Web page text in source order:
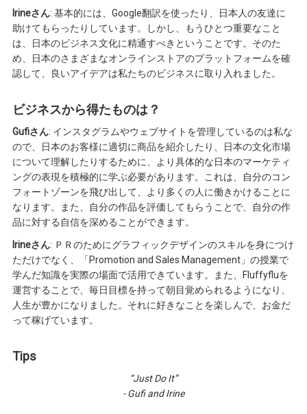
Irineさん: 基本的には、Google翻訳を使ったり、日本人の友達に
助けてもらったりしています。しかし、もうひとつ重要なこと
は、日本のビジネス文化に精通すべきということです。そのた
め、日本のさまざまなオンラインストアのプラットフォームを確
認して、良いアイデアは私たちのビジネスに取り入れました。
ビジネスから得たものは？
Gufiさん: インスタグラムやウェブサイトを管理しているのは私な
ので、日本のお客様に適切に商品を紹介したり、日本の文化市場
について理解したりするために、より具体的な日本のマーケティ
ングの表現を積極的に学ぶ必要があります。これは、自分のコン
フォートゾーンを飛び出して、より多くの人に働きかけることに
なります。また、自分の作品を評価してもらうことで、自分の作
品に対する自信を深めることができます。
Irineさん: ＰＲのためにグラフィックデザインのスキルを身につけ
ただけでなく、「Promotion and Sales Management」の授業で
学んだ知識を実際の場面で活用できています。また、Fluffyfluを
運営することで、毎日目標を持って朝目覚められるようになり、
人生が豊かになりました。それに好きなことを楽しんで、お金だ
って稼げています。
Tips
“Just Do It”
- Gufi and Irine